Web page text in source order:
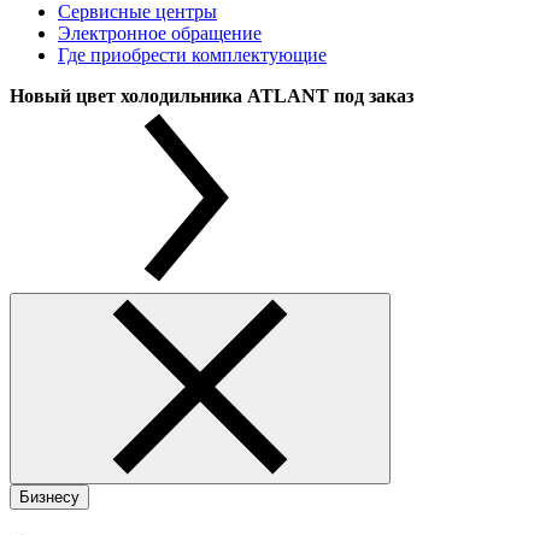
Сервисные центры
Электронное обращение
Где приобрести комплектующие
Новый цвет холодильника ATLANT под заказ
Бизнесу